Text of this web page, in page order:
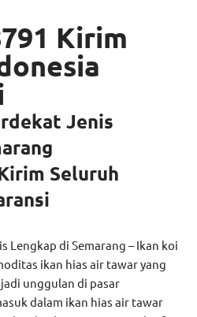
Kirim
Jenis
Seluruh
Lengkap di Semarang – Ikan koi
ikan hias air tawar yang
unggulan di pasar
dalam ikan hias air tawar